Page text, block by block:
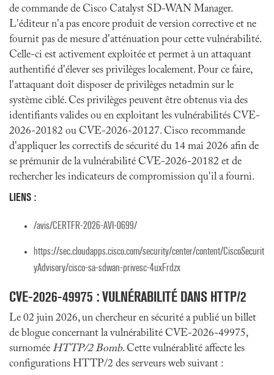
de commande de Cisco Catalyst SD-WAN Manager.
L'éditeur n'a pas encore produit de version corrective et ne
fournit pas de mesure d'atténuation pour cette vulnérabilité.
Celle-ci est activement exploitée et permet à un attaquant
authentifié d'élever ses privilèges localement. Pour ce faire,
l'attaquant doit disposer de privilèges netadmin sur le
système ciblé. Ces privilèges peuvent être obtenus via des
identifiants valides ou en exploitant les vulnérabilités CVE-
2026-20182 ou CVE-2026-20127. Cisco recommande
d'appliquer les correctifs de sécurité du 14 mai 2026 afin de
se prémunir de la vulnérabilité CVE-2026-20182 et de
rechercher les indicateurs de compromission qu'il a fourni.
LIENS :
/avis/CERTFR-2026-AVI-0699/
https://sec.cloudapps.cisco.com/security/center/content/CiscoSecurit
yAdvisory/cisco-sa-sdwan-privesc-4uxFrdzx
CVE-2026-49975 : VULNÉRABILITÉ DANS HTTP/2
Le 02 juin 2026, un chercheur en sécurité a publié un billet
de blogue concernant la vulnérabilité CVE-2026-49975,
surnomée HTTP/2 Bomb. Cette vulnérablité affecte les
configurations HTTP/2 des serveurs web suivant :